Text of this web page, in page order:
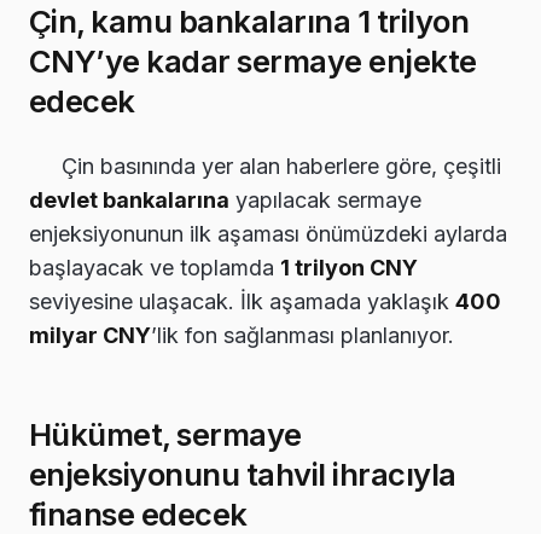
Çin, kamu bankalarına 1 trilyon
CNY’ye kadar sermaye enjekte
edecek
Çin basınında yer alan haberlere göre, çeşitli
devlet bankalarına yapılacak sermaye
enjeksiyonunun ilk aşaması önümüzdeki aylarda
başlayacak ve toplamda 1 trilyon CNY
seviyesine ulaşacak. İlk aşamada yaklaşık 400
milyar CNY’lik fon sağlanması planlanıyor.
Hükümet, sermaye
enjeksiyonunu tahvil ihracıyla
finanse edecek